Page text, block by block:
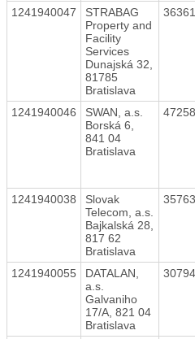
1241940047
STRABAG
Property and
Facility
Services
Dunajská 32,
81785
Bratislava
1241940046
SWAN, a.s.
Borská 6,
841 04
Bratislava
1241940038
Slovak
Telecom, a.s.
Bajkalská 28,
817 62
Bratislava
1241940055
DATALAN,
a.s.
Galvaniho
17/A, 821 04
Bratislava